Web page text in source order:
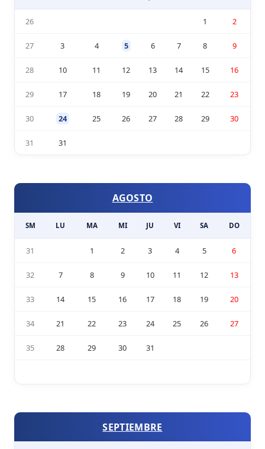
26 1 2
27 3 4 5 6 7 8 9
28 10 11 12 13 14 15 16
29 17 18 19 20 21 22 23
30 24 25 26 27 28 29 30
31 31
AGOSTO
SM LU MA MI JU VI SA DO
31 1 2 3 4 5 6
32 7 8 9 10 11 12 13
33 14 15 16 17 18 19 20
34 21 22 23 24 25 26 27
35 28 29 30 31
SEPTIEMBRE